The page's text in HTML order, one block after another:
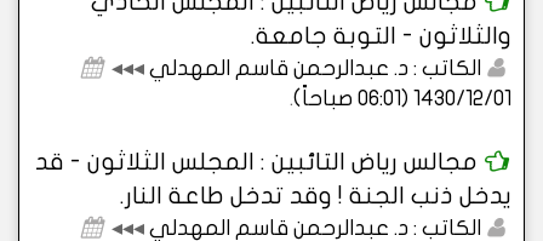
والثلاثون - التوبة جامعة.
الكاتب : د. عبدالرحمن قاسم المهدلي ◂◂◂
1430/12/01 (06:01 صباحاً)
.
مجالس رياض التائبين : المجلس الثلاثون - قد
يدخل ذنب الجنة ! وقد تدخل طاعة النار.
الكاتب : د. عبدالرحمن قاسم المهدلي ◂◂◂